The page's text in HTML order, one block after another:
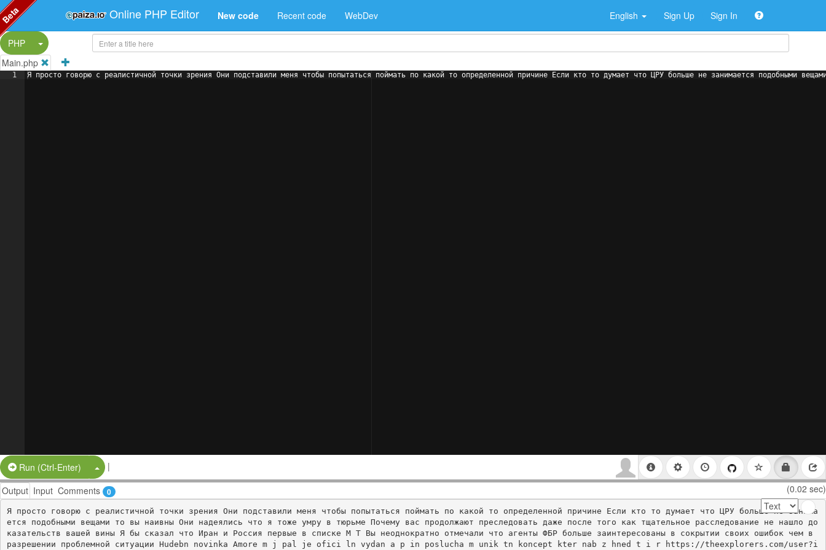
Online PHP Editor New code Recent code WebDev English Sign Up Sign In
PHP
Split Button!
Main.php
1 Я просто говорю с реалистичной точки зрения Они подставили меня чтобы попытаться поймать по какой то определенной причине Если кто то думает что ЦРУ больше не занимается
Run (Ctrl-Enter) Split Button!
|
Output Input Comments 0 (0.02 sec)
Я просто говорю с реалистичной точки зрения Они подставили меня чтобы попытаться поймать по какой то определенной причине Если кто то думает что ЦРУ больше не занима
ется подобными вещами то вы наивны Они надеялись что я тоже умру в тюрьме Почему вас продолжают преследовать даже после того как тщательное расследование не нашло до
казательств вашей вины Я бы сказал что Иран и Россия первые в списке М Т Вы неоднократно отмечали что агенты ФБР больше заинтересованы в сокрытии своих ошибок чем в
разрешении проблемной ситуации Hudebn novinka Amore m j pal je ofici ln vydan a p in poslucha m unik tn koncept kter nab z hned t i r https://theexplorers.com/user?i